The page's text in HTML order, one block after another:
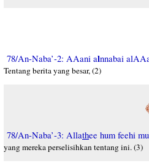
78/An-Naba’-2: AAani alnnabai
Tentang berita yang besar, (2)
78/An-Naba’-3: Allathee hum feehi
yang mereka perselisihkan tentang ini. (3)